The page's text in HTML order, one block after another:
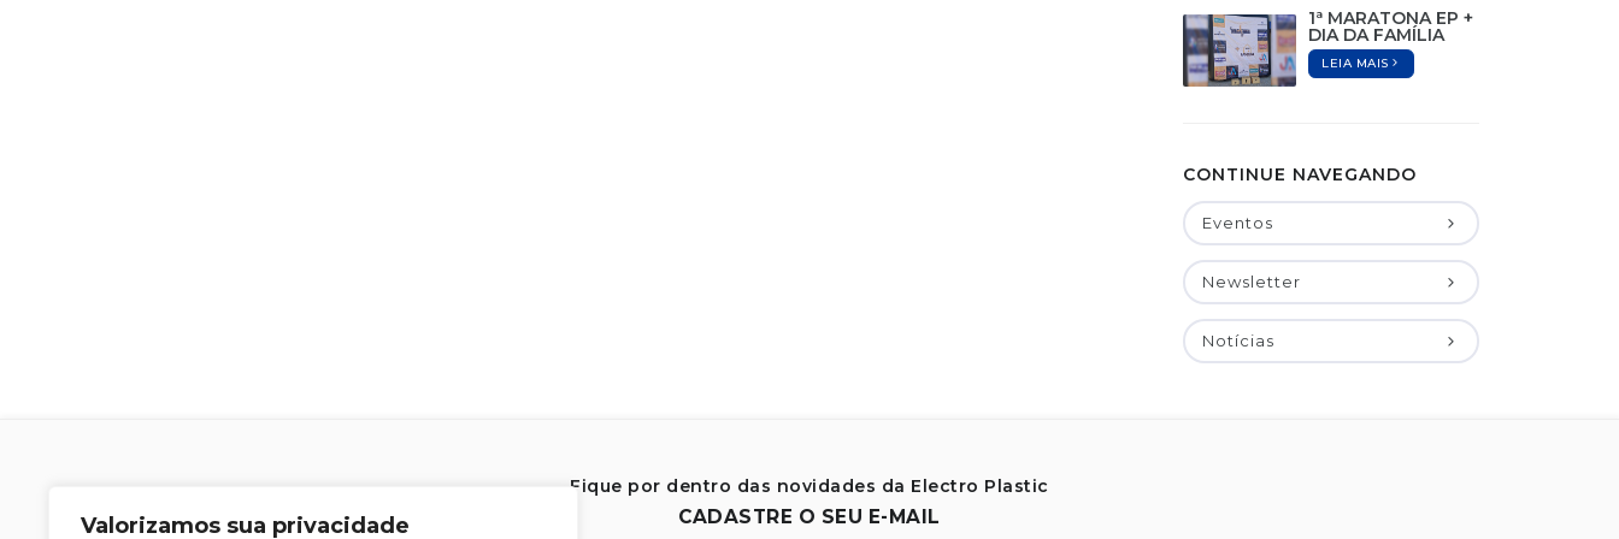
Valorizamos sua privacidade
1ª MARATONA EP +
DIA DA FAMÍLIA
LEIA MAIS
CONTINUE NAVEGANDO
Eventos
Newsletter
Notícias
Fique por dentro das novidades da Electro Plastic
CADASTRE O SEU E-MAIL